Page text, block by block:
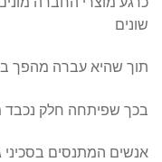
שונים
תוך שהיא עברה מהפך
בכך שפיתחה חלק נכבד
אנשים המתנסים בסכיני